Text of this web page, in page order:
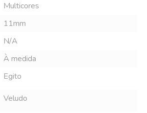
Multicores
11mm
N/A
À medida
Egito
Veludo